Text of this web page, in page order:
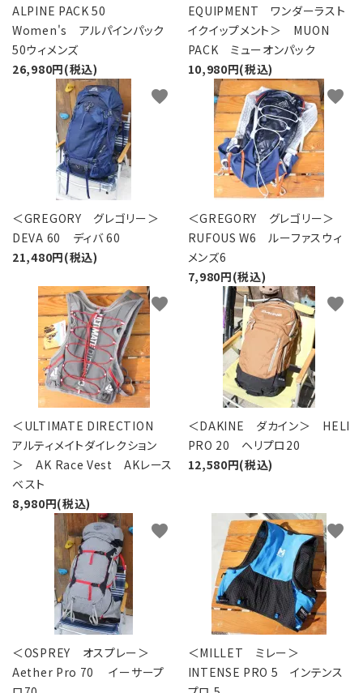
ALPINE PACK 50
Women's アルパインパック
50ウィメンズ
26,980円(税込)
EQUIPMENT ワンダーラスト
イクイップメント＞ MUON
PACK ミューオンパック
10,980円(税込)
＜GREGORY グレゴリー＞
DEVA 60 ディバ 60
21,480円(税込)
favorite
＜GREGORY グレゴリー＞
RUFOUS W6 ルーファスウィ
メンズ6
7,980円(税込)
favorite
＜ULTIMATE DIRECTION
アルティメイトダイレクション
＞ AK Race Vest AKレース
ベスト
8,980円(税込)
favorite
＜DAKINE ダカイン＞ HELI
PRO 20 ヘリプロ20
12,580円(税込)
favorite
＜OSPREY オスプレー＞
Aether Pro 70 イーサープ
favorite
＜MILLET ミレー＞
INTENSE PRO 5 インテンス
favorite